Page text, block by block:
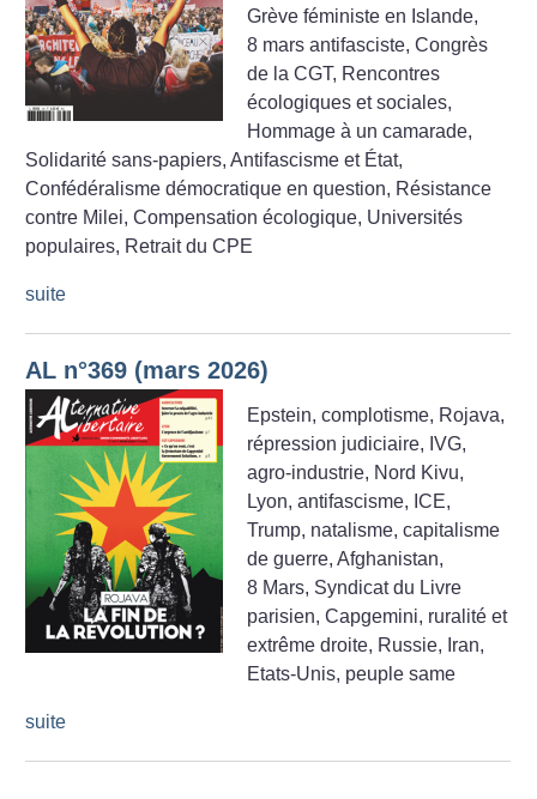
Grève féministe en Islande,
8 mars antifasciste, Congrès
de la CGT, Rencontres
écologiques et sociales,
Hommage à un camarade,
Solidarité sans-papiers, Antifascisme et État,
Confédéralisme démocratique en question, Résistance
contre Milei, Compensation écologique, Universités
populaires, Retrait du CPE
suite
AL n°369 (mars 2026)
Epstein, complotisme, Rojava,
répression judiciaire, IVG,
agro-industrie, Nord Kivu,
Lyon, antifascisme, ICE,
Trump, natalisme, capitalisme
de guerre, Afghanistan,
8 Mars, Syndicat du Livre
parisien, Capgemini, ruralité et
extrême droite, Russie, Iran,
Etats-Unis, peuple same
suite